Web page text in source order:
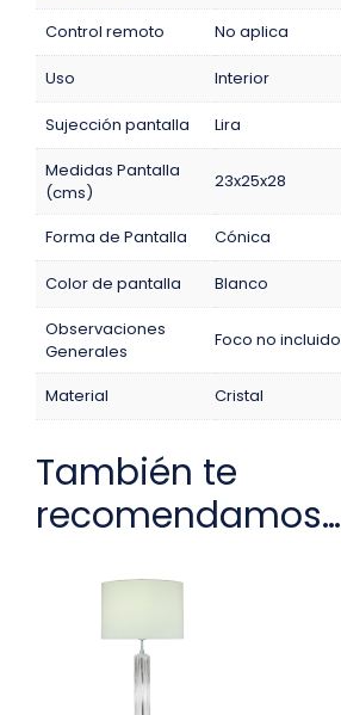
Control remoto No aplica
Uso Interior
Sujección pantalla
Lira
Medidas Pantalla
(cms)
23x25x28
Forma de Pantalla Cónica
Color de pantalla
Blanco
Observaciones
Generales
Foco no incluido
Material Cristal
También te
recomendamos…